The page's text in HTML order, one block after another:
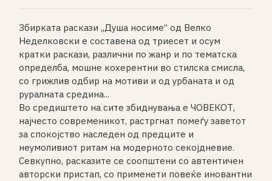
Збирката раскази „Душа носиме“ од Велко
Неделковски е составена од триесет и осум
кратки раскази, различни по жанр и по тематска
определба, мошне кохерентни во стилска смисла,
со грижлив одбир на мотиви и од урбаната и од
руралната средина...
Во средиштето на сите збиднувања е ЧОВЕКОТ,
најчесто современикот, растргнат помеѓу заветот
за спокојство наследен од предците и
неумоливиот ритам на модерното секојдневие.
Севкупно, расказите се соопштени со автентичен
авторски пристап, со применети повеќе иновантни